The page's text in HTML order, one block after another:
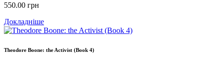
550.00 грн
Докладніше
Theodore Boone: the Activist (Book 4)